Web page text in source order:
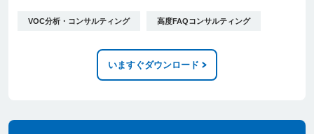
VOC分析・コンサルティング 高度FAQコンサルティング
いますぐダウンロード